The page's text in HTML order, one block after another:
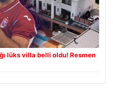
lüks villa belli oldu! Resmen